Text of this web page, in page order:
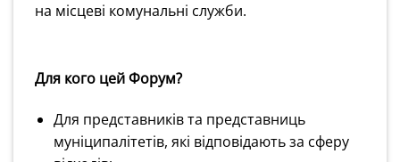
на місцеві комунальні служби.
Для кого цей Форум?
Для представників та представниць
муніципалітетів, які відповідають за сферу